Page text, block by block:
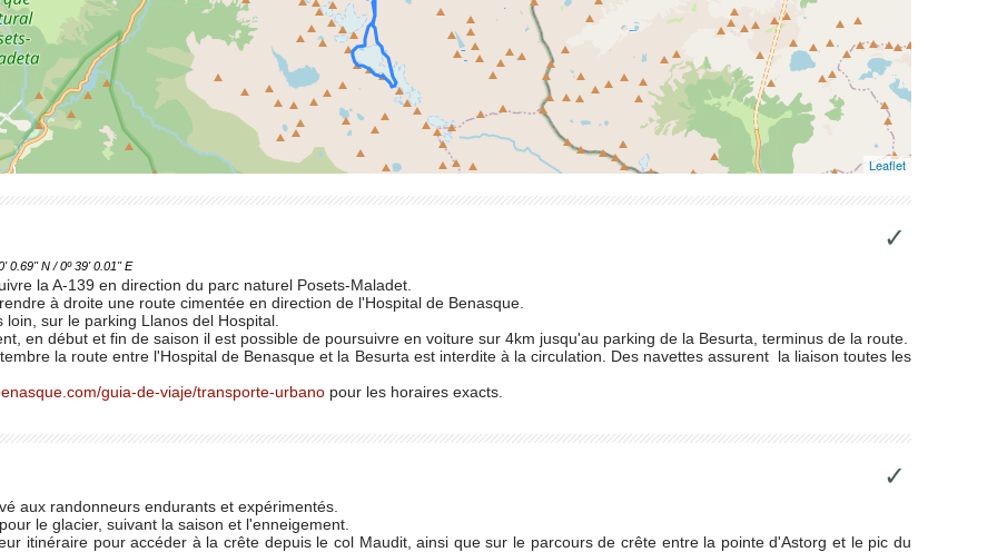
Leaflet
✓
0.69'' N / 0º 39' 0.01'' E
la A-139 en direction du parc naturel Posets-Maladet.
à droite une route cimentée en direction de l'Hospital de Benasque.
sur le parking Llanos del Hospital.
en début et fin de saison il est possible de poursuivre en voiture sur 4km jusqu'au parking de la Besurta, terminus de la route.
la route entre l'Hospital de Benasque et la Besurta est interdite à la circulation. Des navettes assurent la liaison toutes les
guia-de-viaje/transporte-urbano pour les horaires exacts.
✓
aux randonneurs endurants et expérimentés.
le glacier, suivant la saison et l'enneigement.
itinéraire pour accéder à la crête depuis le col Maudit, ainsi que sur le parcours de crête entre la pointe d'Astorg et le pic du